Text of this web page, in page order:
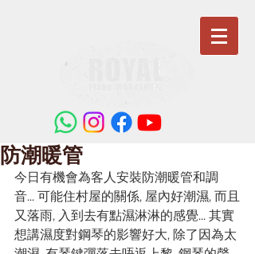
防潮暖管
今日有機會為客人安裝防潮暖管和調
音... 可能住村屋的關係, 屋內好潮濕, 而且
又落雨, 入到去有點濕淋淋的感覺... 其實
想講濕度對鋼琴的影響好大, 除了因為太